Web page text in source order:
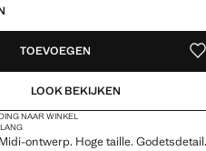
TOEVOEGEN
LOOK BEKIJKEN
NAAR WINKEL
LANG
ontwerp. Hoge taille. Godetsdetail.